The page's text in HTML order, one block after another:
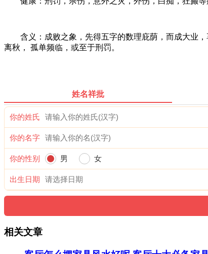
含义：成败之象，先得五字的数理庇荫，而成大业，
离秋， 孤单频临，或至于刑罚。
姓名祥批
你的姓氏
你的名字
你的性别 男 女
出生日期
相关文章